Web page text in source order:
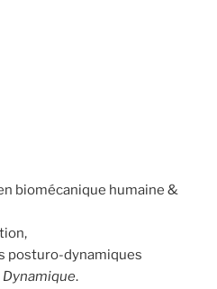
biomécanique humaine &
posturo-dynamiques
.